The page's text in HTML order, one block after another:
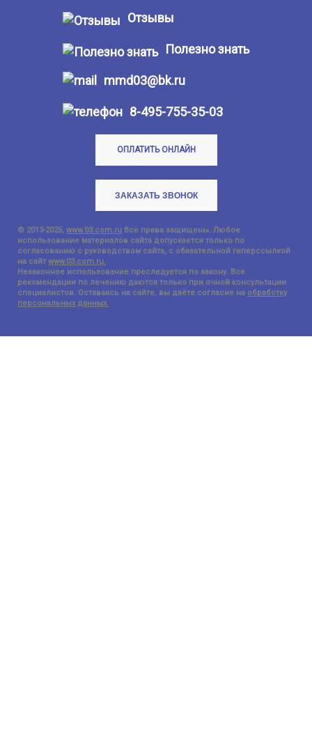
Отзывы
Полезно знать
mmd03@bk.ru
8-495-755-35-03
ОПЛАТИТЬ ОНЛАЙН
ЗАКАЗАТЬ ЗВОНОК
© 2013-2025, www.03.com.ru Все права защищены. Любое
использование материалов сайта допускается только по
согласованию с руководством сайта, с обязательной гиперссылкой
на сайт www.03.com.ru.
Незаконное использование преследуется по закону. Все
рекомендации по лечению даются только при очной консультации
специалистов. Оставаясь на сайте, вы даёте согласие на обработку
персональных данных.